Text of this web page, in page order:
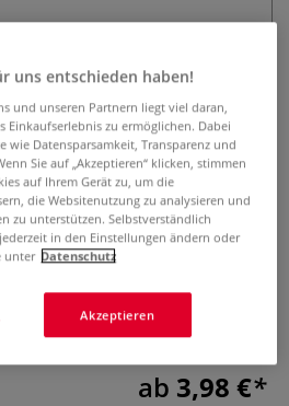
NAIL-ART Serie
Geltechnik.
Mehr
ab 3,98 €
uns entschieden haben!
und unseren Partnern liegt viel daran,
Einkaufserlebnis zu ermöglichen. Dabei
wie Datensparsamkeit, Transparenz und
Sie auf „Akzeptieren“ klicken, stimmen
auf Ihrem Gerät zu, um die
die Websitenutzung zu analysieren und
zu unterstützen. Selbstverständlich
in den Einstellungen ändern oder
unter Datenschutz
Akzeptieren